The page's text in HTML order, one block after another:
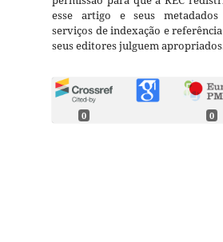
esse artigo e seus metadados
serviços de indexação e
seus editores julguem
0 0